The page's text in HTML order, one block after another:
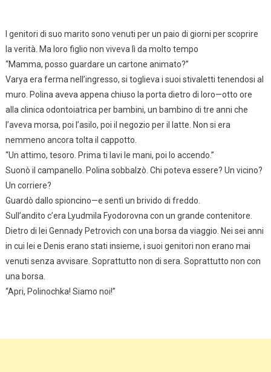
I genitori di suo marito sono venuti per un paio di giorni per scoprire
la verità. Ma loro figlio non viveva lì da molto tempo
“Mamma, posso guardare un cartone animato?”
Varya era ferma nell’ingresso, si toglieva i suoi stivaletti tenendosi al
muro. Polina aveva appena chiuso la porta dietro di loro—otto ore
alla clinica odontoiatrica per bambini, un bambino di tre anni che
l’aveva morsa, poi l’asilo, poi il negozio per il latte. Non si era
nemmeno ancora tolta il cappotto.
“Un attimo, tesoro. Prima ti lavi le mani, poi lo accendo.”
Suonò il campanello. Polina sobbalzò. Chi poteva essere? Un vicino?
Un corriere?
Guardò dallo spioncino—e sentì un brivido di freddo.
Sull’andito c’era Lyudmila Fyodorovna con un grande contenitore.
Dietro di lei Gennady Petrovich con una borsa da viaggio. Nei sei anni
in cui lei e Denis erano stati insieme, i suoi genitori non erano mai
venuti senza avvisare. Soprattutto non di sera. Soprattutto non con
una borsa.
“Apri, Polinochka! Siamo noi!”